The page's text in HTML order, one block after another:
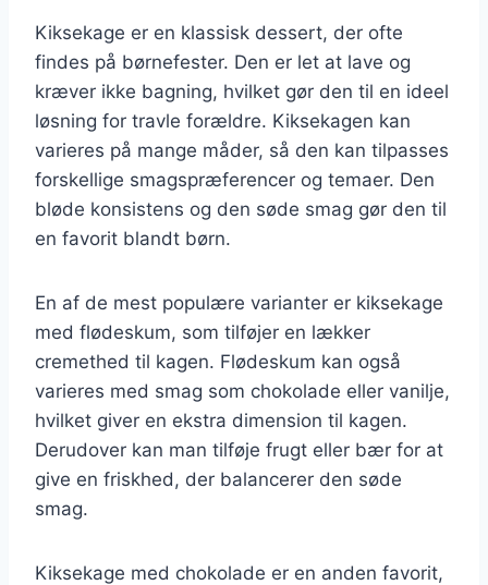
Kiksekage er en klassisk dessert, der ofte
findes på børnefester. Den er let at lave og
kræver ikke bagning, hvilket gør den til en ideel
løsning for travle forældre. Kiksekagen kan
varieres på mange måder, så den kan tilpasses
forskellige smagspræferencer og temaer. Den
bløde konsistens og den søde smag gør den til
en favorit blandt børn.
En af de mest populære varianter er kiksekage
med flødeskum, som tilføjer en lækker
cremethed til kagen. Flødeskum kan også
varieres med smag som chokolade eller vanilje,
hvilket giver en ekstra dimension til kagen.
Derudover kan man tilføje frugt eller bær for at
give en friskhed, der balancerer den søde
smag.
Kiksekage med chokolade er en anden favorit,